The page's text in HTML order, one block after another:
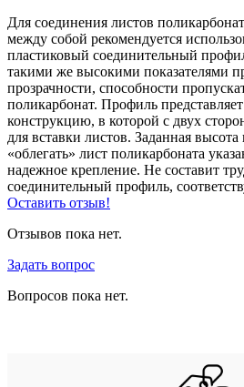
Для соединения листов
между собой рекомендуется
пластиковый соединительный
такими же высокими показателями
прозрачности, способности
поликарбонат. Профиль
конструкцию, в которой с двух
для вставки листов. Заданная
«облегать» лист поликарбоната
надежное крепление. Не составит
соединительный профиль,
Оставить отзыв!
Отзывов пока нет.
Задать вопрос
Вопросов пока нет.